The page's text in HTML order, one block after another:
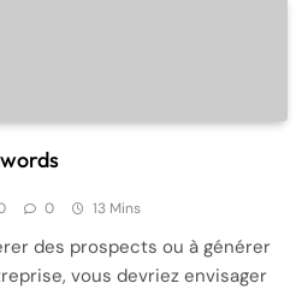
0 13 Mins
des prospects ou à générer
vous devriez envisager